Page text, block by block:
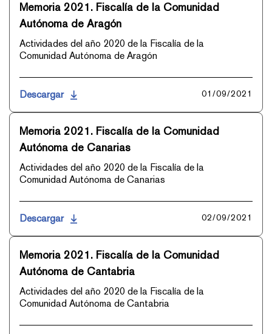
Memoria 2021. Fiscalía de la Comunidad
Autónoma de Aragón
Actividades del año 2020 de la Fiscalía de la
Comunidad Autónoma de Aragón
Descargar 01/09/2021
Memoria 2021. Fiscalía de la Comunidad
Autónoma de Canarias
Actividades del año 2020 de la Fiscalía de la
Comunidad Autónoma de Canarias
Descargar 02/09/2021
Memoria 2021. Fiscalía de la Comunidad
Autónoma de Cantabria
Actividades del año 2020 de la Fiscalía de la
Comunidad Autónoma de Cantabria